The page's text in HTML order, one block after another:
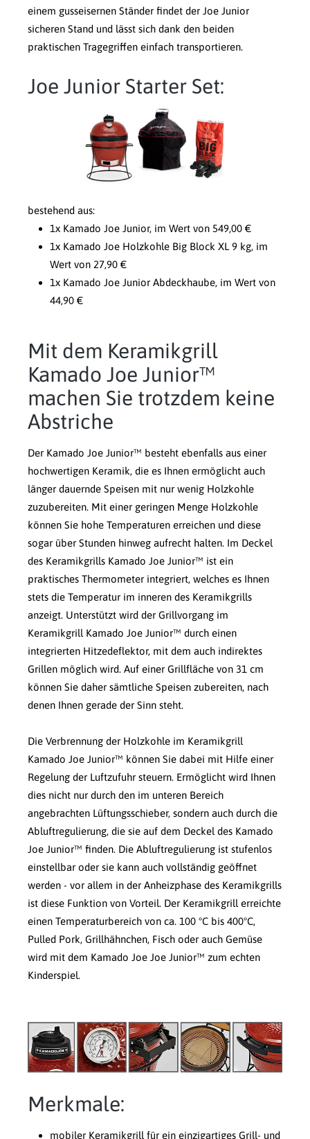
einem gusseisernen Ständer findet der Joe Junior
sicheren Stand und lässt sich dank den beiden
praktischen Tragegriffen einfach transportieren.
Joe Junior Starter Set:
bestehend aus:
1x Kamado Joe Junior, im Wert von 549,00 €
1x Kamado Joe Holzkohle Big Block XL 9 kg, im
Wert von 27,90 €
1x Kamado Joe Junior Abdeckhaube, im Wert von
44,90 €
Mit dem Keramikgrill
Kamado Joe Junior™
machen Sie trotzdem keine
Abstriche
Der Kamado Joe Junior™ besteht ebenfalls aus einer
hochwertigen Keramik, die es Ihnen ermöglicht auch
länger dauernde Speisen mit nur wenig Holzkohle
zuzubereiten. Mit einer geringen Menge Holzkohle
können Sie hohe Temperaturen erreichen und diese
sogar über Stunden hinweg aufrecht halten. Im Deckel
des Keramikgrills Kamado Joe Junior™ ist ein
praktisches Thermometer integriert, welches es Ihnen
stets die Temperatur im inneren des Keramikgrills
anzeigt. Unterstützt wird der Grillvorgang im
Keramikgrill Kamado Joe Junior™ durch einen
integrierten Hitzedeflektor, mit dem auch indirektes
Grillen möglich wird. Auf einer Grillfläche von 31 cm
können Sie daher sämtliche Speisen zubereiten, nach
denen Ihnen gerade der Sinn steht.
Die Verbrennung der Holzkohle im Keramikgrill
Kamado Joe Junior™ können Sie dabei mit Hilfe einer
Regelung der Luftzufuhr steuern. Ermöglicht wird Ihnen
dies nicht nur durch den im unteren Bereich
angebrachten Lüftungsschieber, sondern auch durch die
Abluftregulierung, die sie auf dem Deckel des Kamado
Joe Junior™ finden. Die Abluftregulierung ist stufenlos
einstellbar oder sie kann auch vollständig geöffnet
werden - vor allem in der Anheizphase des Keramikgrills
ist diese Funktion von Vorteil. Der Keramikgrill erreichte
einen Temperaturbereich von ca. 100 °C bis 400°C,
Pulled Pork, Grillhähnchen, Fisch oder auch Gemüse
wird mit dem Kamado Joe Joe Junior™ zum echten
Kinderspiel.
Merkmale:
mobiler Keramikgrill für ein einzigartiges Grill- und